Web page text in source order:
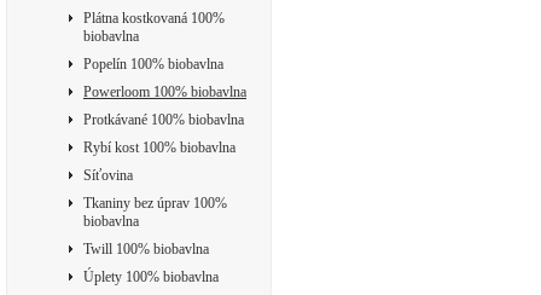
Plátna kostkovaná 100%
biobavlna
Popelín 100% biobavlna
Powerloom 100% biobavlna
Protkávané 100% biobavlna
Rybí kost 100% biobavlna
Síťovina
Tkaniny bez úprav 100%
biobavlna
Twill 100% biobavlna
Úplety 100% biobavlna